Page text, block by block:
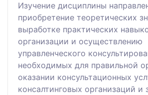
Изучение дисциплины
приобретение теоретических
выработке практических
организации и осуществлению
управленческого
необходимых для правильной
оказании консультационных
консалтинговых организаций и